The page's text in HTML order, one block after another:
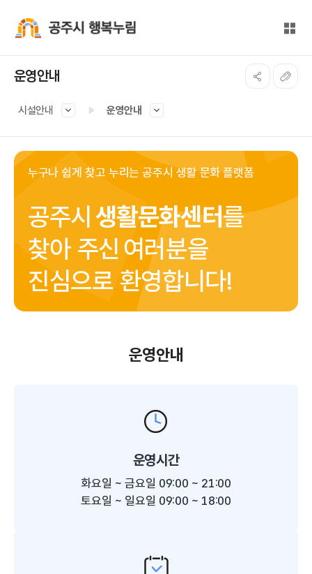
전체
운영안내
시설안내 운영안내
누구나 쉽게 찾고 누리는 공주시 생활 문화 플랫폼
공주시 생활문화센터를
찾아 주신여러분을
진심으로 환영합니다!
운영안내
운영시간
화요일 ~ 금요일 09:00 ~ 21:00
토요일 ~ 일요일 09:00 ~ 18:00